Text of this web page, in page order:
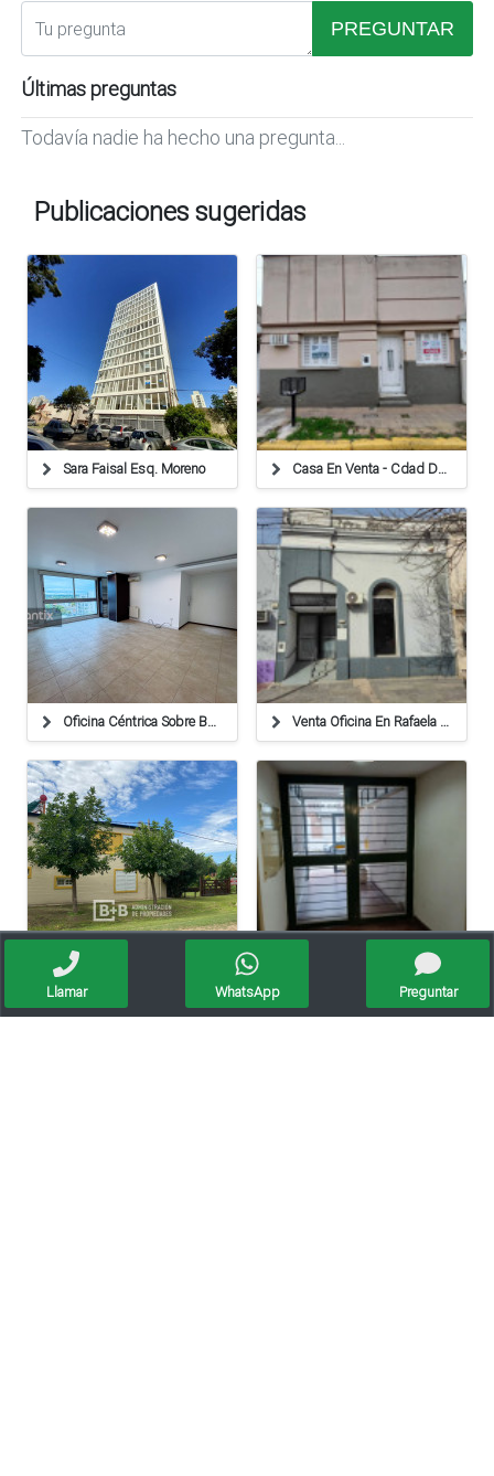
PREGUNTAR
Últimas preguntas
Todavía nadie ha hecho una pregunta...
Publicaciones sugeridas
Sara Faisal Esq. Moreno Casa En Venta - Cdad De Esperanza 254
Oficina Céntrica Sobre Bv. Roca Venta Oficina En Rafaela - 355602
Llamar WhatsApp Preguntar